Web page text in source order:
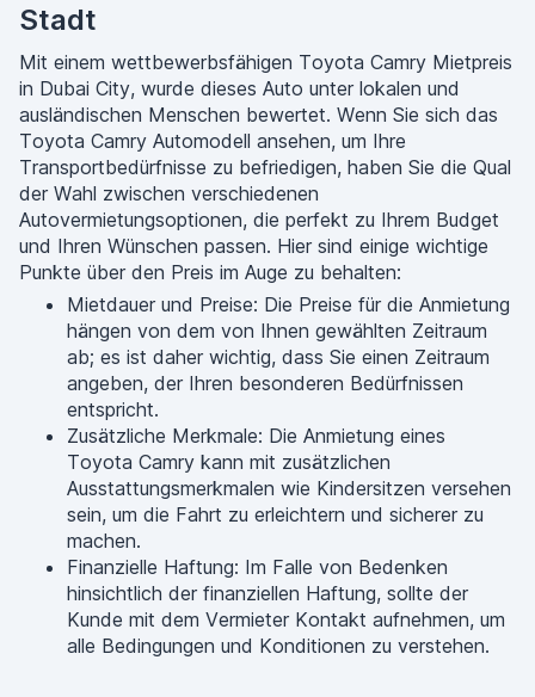
Stadt
Mit einem wettbewerbsfähigen Toyota Camry Mietpreis
in Dubai City, wurde dieses Auto unter lokalen und
ausländischen Menschen bewertet. Wenn Sie sich das
Toyota Camry Automodell ansehen, um Ihre
Transportbedürfnisse zu befriedigen, haben Sie die Qual
der Wahl zwischen verschiedenen
Autovermietungsoptionen, die perfekt zu Ihrem Budget
und Ihren Wünschen passen. Hier sind einige wichtige
Punkte über den Preis im Auge zu behalten:
Mietdauer und Preise: Die Preise für die Anmietung
hängen von dem von Ihnen gewählten Zeitraum
ab; es ist daher wichtig, dass Sie einen Zeitraum
angeben, der Ihren besonderen Bedürfnissen
entspricht.
Zusätzliche Merkmale: Die Anmietung eines
Toyota Camry kann mit zusätzlichen
Ausstattungsmerkmalen wie Kindersitzen versehen
sein, um die Fahrt zu erleichtern und sicherer zu
machen.
Finanzielle Haftung: Im Falle von Bedenken
hinsichtlich der finanziellen Haftung, sollte der
Kunde mit dem Vermieter Kontakt aufnehmen, um
alle Bedingungen und Konditionen zu verstehen.